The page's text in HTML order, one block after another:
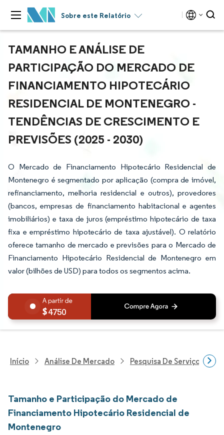
Sobre este Relatório
TAMANHO E ANÁLISE DE
PARTICIPAÇÃO DO MERCADO DE
FINANCIAMENTO HIPOTECÁRIO
RESIDENCIAL DE MONTENEGRO -
TENDÊNCIAS DE CRESCIMENTO E
PREVISÕES (2025 - 2030)
O Mercado de Financiamento Hipotecário Residencial de
Montenegro é segmentado por aplicação (compra de imóvel,
refinanciamento, melhoria residencial e outros), provedores
(bancos, empresas de financiamento habitacional e agentes
imobiliários) e taxa de juros (empréstimo hipotecário de taxa
fixa e empréstimo hipotecário de taxa ajustável). O relatório
oferece tamanho de mercado e previsões para o Mercado de
Financiamento Hipotecário Residencial de Montenegro em
valor (bilhões de USD) para todos os segmentos acima.
4750
Início Análise De Mercado Pesquisa De Serviços
Tamanho e Participação do Mercado de
Financiamento Hipotecário Residencial de
Montenegro